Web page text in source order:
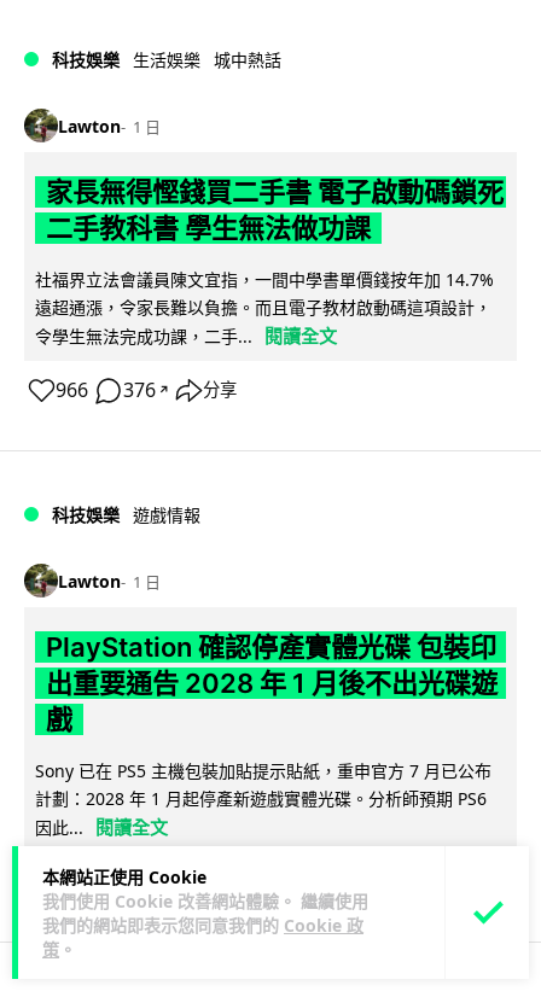
本網站正使用 Cookie
我們使用 Cookie 改善網站體驗。 繼續使用
我們的網站即表示您同意我們的 Cookie 政
策 。
科技娛樂 生活娛樂 城中熱話
Lawton 1 日
家長無得慳錢買二手書 電子啟動碼鎖死
二手教科書 學生無法做功課
社福界立法會議員陳文宜指，一間中學書單價錢按年加 14.7%
遠超通漲，令家長難以負擔。而且電子教材啟動碼這項設計，
令學生無法完成功課，二手...
閱讀全文
966 376 ↗ 分享
科技娛樂 遊戲情報
Lawton 1 日
PlayStation 確認停產實體光碟 包裝印
出重要通告 2028 年 1 月後不出光碟遊
戲
Sony 已在 PS5 主機包裝加貼提示貼紙，重申官方 7 月已公布
計劃：2028 年 1 月起停產新遊戲實體光碟。分析師預期 PS6
因此...
閱讀全文
174 78 ↗ 分享